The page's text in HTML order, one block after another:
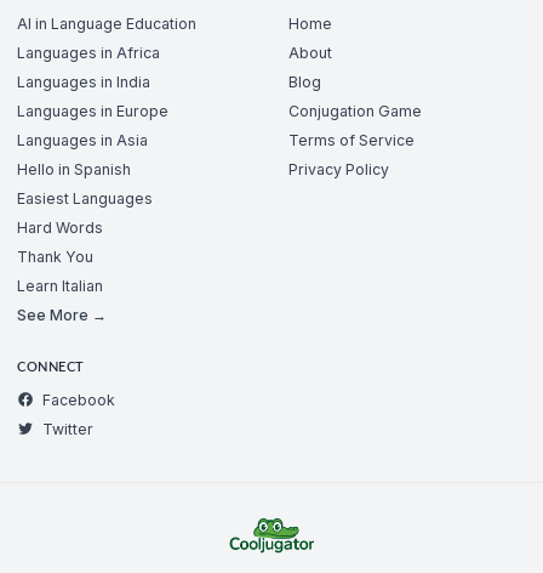
AI in Language Education
Languages in Africa
Languages in India
Languages in Europe
Languages in Asia
Hello in Spanish
Easiest Languages
Hard Words
Thank You
Learn Italian
See More →
Home
About
Blog
Conjugation Game
Terms of Service
Privacy Policy
CONNECT
Facebook
Twitter